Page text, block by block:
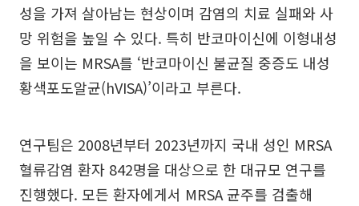
성을 가져 살아남는 현상이며 감염의 치료 실패와 사
망 위험을 높일 수 있다. 특히 반코마이신에 이형내성
을 보이는 MRSA를 ‘반코마이신 불균질 중증도 내성
황색포도알균(hVISA)’이라고 부른다.
연구팀은 2008년부터 2023년까지 국내 성인 MRSA
혈류감염 환자 842명을 대상으로 한 대규모 연구를
진행했다. 모든 환자에게서 MRSA 균주를 검출해